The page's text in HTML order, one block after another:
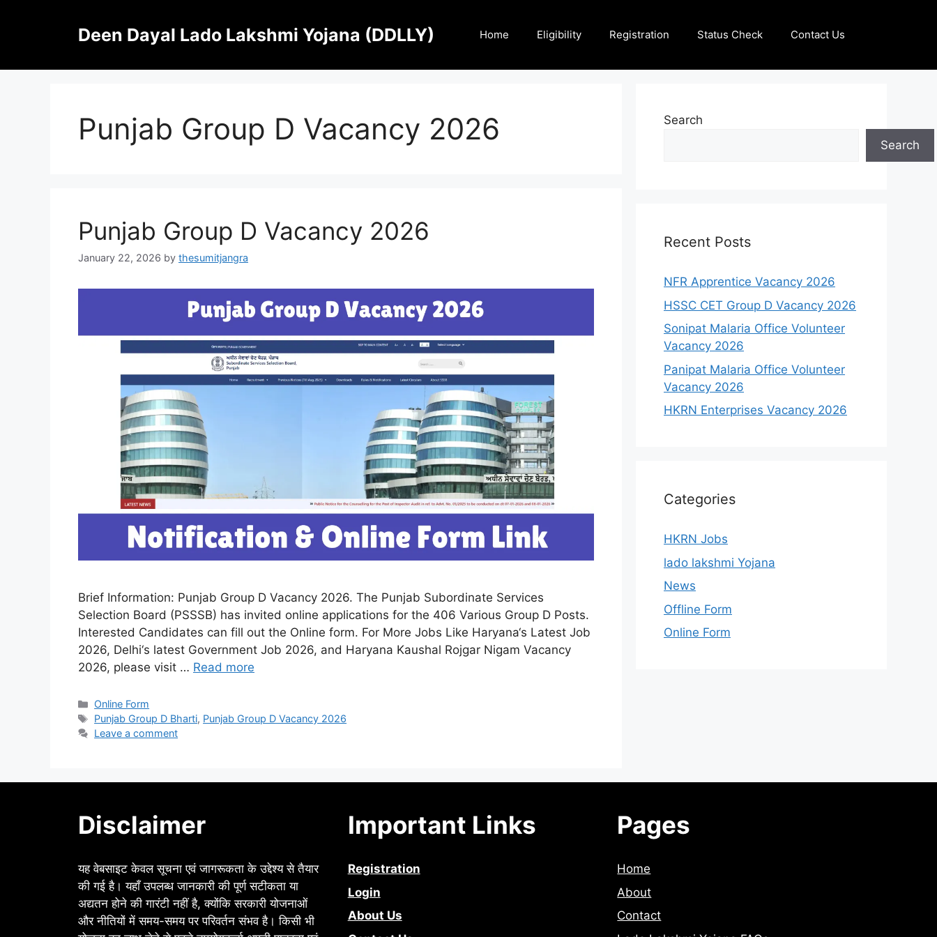
Deen Dayal Lado Lakshmi Yojana (DDLLY) Home Eligibility Registration Status Check Contact Us
Punjab Group D Vacancy 2026
Punjab Group D Vacancy 2026
January 22, 2026 by thesumitjangra
Brief Information: Punjab Group D Vacancy 2026. The Punjab Subordinate Services
Selection Board (PSSSB) has invited online applications for the 406 Various Group D Posts.
Interested Candidates can fill out the Online form. For More Jobs Like Haryana‘s Latest Job
2026, Delhi‘s latest Government Job 2026, and Haryana Kaushal Rojgar Nigam Vacancy
2026, please visit … Read more
Categories
Online Form
Tags
Punjab Group D Bharti, Punjab Group D Vacancy 2026
Leave a comment
Search
Search
Recent Posts
NFR Apprentice Vacancy 2026
HSSC CET Group D Vacancy 2026
Sonipat Malaria Office Volunteer
Vacancy 2026
Panipat Malaria Office Volunteer
Vacancy 2026
HKRN Enterprises Vacancy 2026
Categories
HKRN Jobs
lado lakshmi Yojana
News
Offline Form
Online Form
Disclaimer
यह वेबसाइट केवल सूचना एवं जागरूकता के उद्देश्य से तैयार
की गई है। यहाँ उपलब्ध जानकारी की पूर्ण सटीकता या
अद्यतन होने की गारंटी नहीं है, क्योंकि सरकारी योजनाओं
और नीतियों में समय-समय पर परिवर्तन संभव है। किसी भी
Important Links
Registration
Login
About Us
Pages
Home
About
Contact